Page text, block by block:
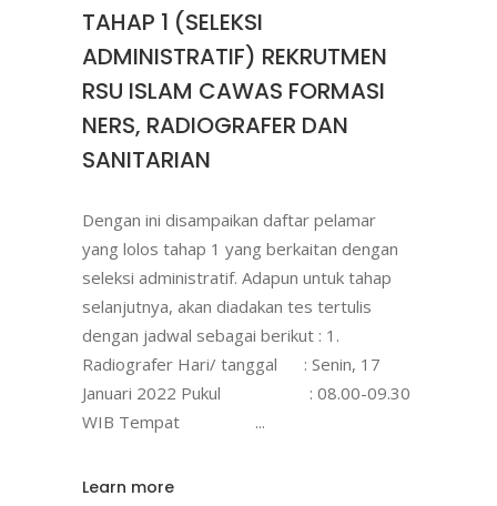
TAHAP 1 (SELEKSI
ADMINISTRATIF) REKRUTMEN
RSU ISLAM CAWAS FORMASI
NERS, RADIOGRAFER DAN
SANITARIAN
Dengan ini disampaikan daftar pelamar
yang lolos tahap 1 yang berkaitan dengan
seleksi administratif. Adapun untuk tahap
selanjutnya, akan diadakan tes tertulis
dengan jadwal sebagai berikut : 1.
Radiografer Hari/ tanggal : Senin, 17
Januari 2022 Pukul : 08.00-09.30
WIB Tempat
Learn more